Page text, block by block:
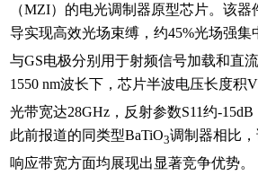
（MZI）的电光调制器原型芯片。该
导实现高效光场束缚，约45%光场强集
与GS电极分别用于射频信号加载和直
1550 nm波长下，芯片半波电压长度积V
光带宽达28GHz，反射参数S11约-
此前报道的同类型BaTiO3调制器相比
响应带宽方面均展现出显著竞争优势。